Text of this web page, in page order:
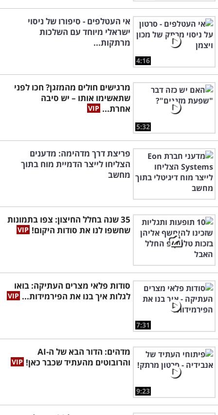
4:16
אי העטלפים - סיפורו של ניסוי
ישראלי מיוחד עם השלכות
מרתקות...
5:32
מרגישים חולים מהמזגן? חכו לפני
שתאשימו אותו – יש סיבה
אחרת...
פריצת דרך מדהימה: מדענים
הצליחו לייצר הדמיית מוח בתוך
מחשב
35 שנה בחלל החיצון: צפו בתמונות
שחשפו לנו את סודות היקום!
7:31
סודות פלאי מצרים העתיקה: בואו
לגלות איך בנו את הפירמידות...
9:23
מדהים: הדור הבא של ה-AI
והרובוטים מהעתיד שכבר כאן!